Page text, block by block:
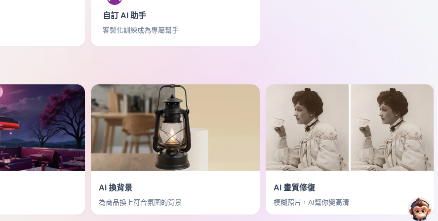
自訂 AI 助手
客製化訓練成為專屬幫手
AI 換背景
為商品換上符合氛圍的背景
AI 畫質修復
模糊照片，AI幫你變高清